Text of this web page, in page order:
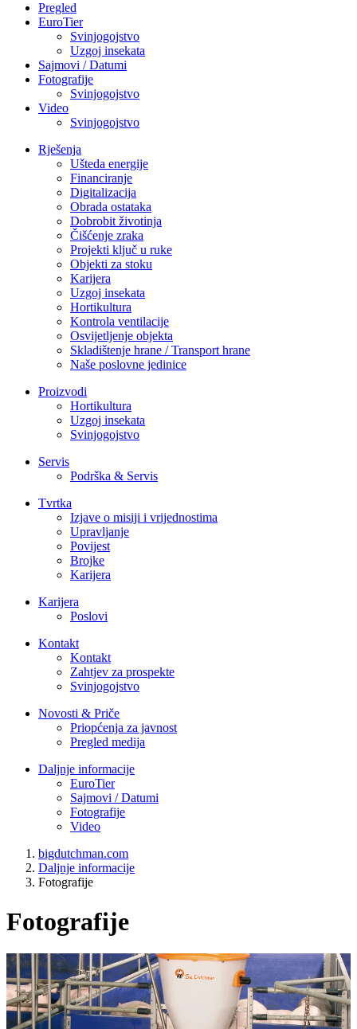
Pregled
EuroTier
Svinjogojstvo
Uzgoj insekata
Sajmovi / Datumi
Fotografije
Svinjogojstvo
Video
Svinjogojstvo
Rješenja
Ušteda energije
Financiranje
Digitalizacija
Obrada ostataka
Dobrobit životinja
Čišćenje zraka
Projekti ključ u ruke
Objekti za stoku
Karijera
Uzgoj insekata
Hortikultura
Kontrola ventilacije
Osvijetljenje objekta
Skladištenje hrane / Transport hrane
Naše poslovne jedinice
Proizvodi
Hortikultura
Uzgoj insekata
Svinjogojstvo
Servis
Podrška & Servis
Tvrtka
Izjave o misiji i vrijednostima
Upravljanje
Povijest
Brojke
Karijera
Karijera
Poslovi
Kontakt
Kontakt
Zahtjev za prospekte
Svinjogojstvo
Novosti & Priče
Priopćenja za javnost
Pregled medija
Daljnje informacije
EuroTier
Sajmovi / Datumi
Fotografije
Video
bigdutchman.com
Daljnje informacije
Fotografije
Fotografije